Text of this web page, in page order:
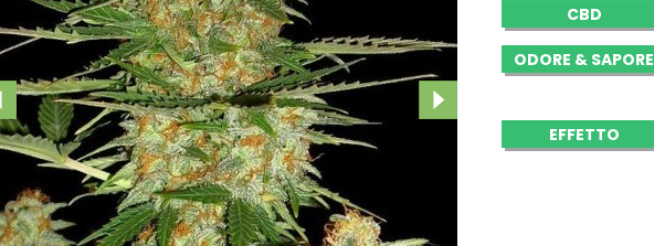
CBD
ODORE & SAPORE
EFFETTO